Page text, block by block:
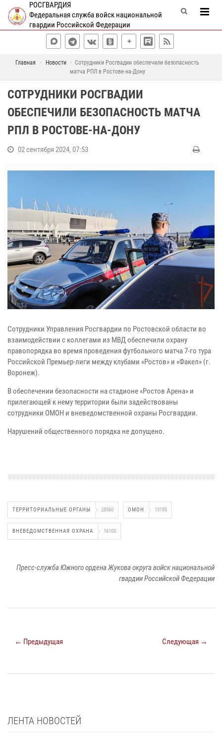
РОСГВАРДИЯ
Федеральная служба войск национальной
гвардии Российской Федерации
Главная Новости
Сотрудники Росгвадии обеспечили безопасность
матча РПЛ в Ростове-на-Дону
СОТРУДНИКИ РОСГВАДИИ
ОБЕСПЕЧИЛИ БЕЗОПАСНОСТЬ МАТЧА
РПЛ В РОСТОВЕ-НА-ДОНУ
02 сентября 2024, 07:53
Сотрудники Управления Росгвардии по Ростовской области во
взаимодействии с коллегами из МВД обеспечили охрану
правопорядка во время проведения футбольного матча 7-го тура
Российской Премьер-лиги между клубами «Ростов» и «Факел» (г.
Воронеж).
В обеспечении безопасности на стадионе «Ростов Арена» и
прилегающей к нему территории были задействованы
сотрудники ОМОН и вневедомственной охраны Росгвардии.
Нарушений общественного порядка не допущено.
ТЕРРИТОРИАЛЬНЫЕ ОРГАНЫ 28560 ОМОН 13195
ВНЕВЕДОМСТВЕННАЯ ОХРАНА 16105
Пресс-служба Южного ордена Жукова округа войск национальной
гвардии Российской Федерации
← Предыдущая Следующая →
ЛЕНТА НОВОСТЕЙ